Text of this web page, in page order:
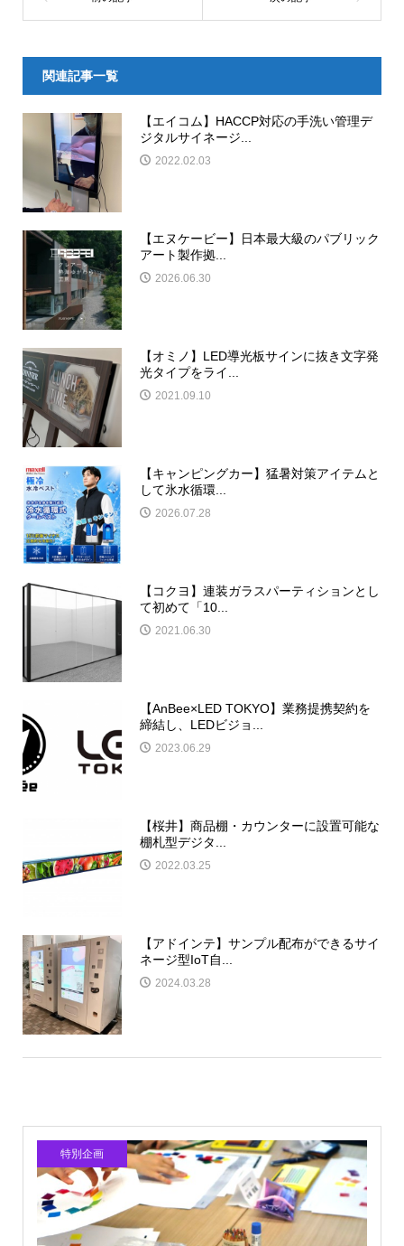
関連記事一覧
【エイコム】HACCP対応の手洗い管理デ
ジタルサイネージ...
2022.02.03
【エヌケービー】日本最大級のパブリック
アート製作拠...
2026.06.30
【オミノ】LED導光板サインに抜き文字発
光タイプをライ...
2021.09.10
【キャンピングカー】猛暑対策アイテムと
して氷水循環...
2026.07.28
【コクヨ】連装ガラスパーティションとし
て初めて「10...
2021.06.30
【AnBee×LED TOKYO】業務提携契約を
締結し、LEDビジョ...
2023.06.29
【桜井】商品棚・カウンターに設置可能な
棚札型デジタ...
2022.03.25
【アドインテ】サンプル配布ができるサイ
ネージ型IoT自...
2024.03.28
特別企画